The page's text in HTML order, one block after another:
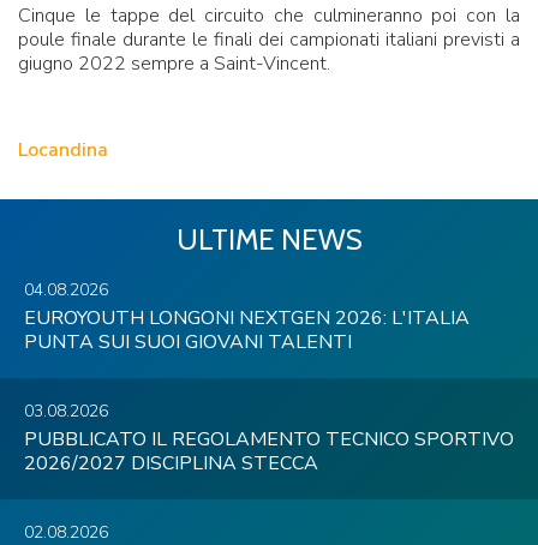
Cinque le tappe del circuito che culmineranno poi con la
poule finale durante le finali dei campionati italiani previsti a
giugno 2022 sempre a Saint-Vincent.
Locandina
ULTIME NEWS
04.08.2026
EUROYOUTH LONGONI NEXTGEN 2026: L'ITALIA
PUNTA SUI SUOI GIOVANI TALENTI
03.08.2026
PUBBLICATO IL REGOLAMENTO TECNICO SPORTIVO
2026/2027 DISCIPLINA STECCA
02.08.2026